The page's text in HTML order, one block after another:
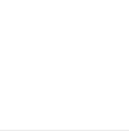
Verzeichnis 2026